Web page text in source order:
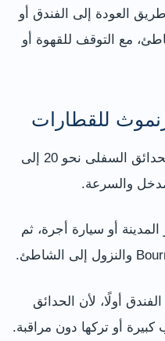
العودة إلى الفندق أو
مع التوقف للقهوة أو
للقطارات
تبعد محطة Bournemouth عن الحدائق السفلى نحو 20 إلى
أو سيارة أجرة، ثم
أولًا، لأن الحدائق
أو تركها دون مراقبة.